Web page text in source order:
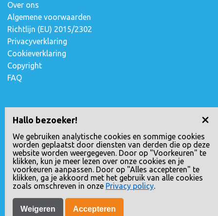
Hallo bezoeker!
We gebruiken analytische cookies en sommige cookies
worden geplaatst door diensten van derden die op deze
website worden weergegeven. Door op "Voorkeuren" te
klikken, kun je meer lezen over onze cookies en je
voorkeuren aanpassen. Door op "Alles accepteren" te
klikken, ga je akkoord met het gebruik van alle cookies
zoals omschreven in onze Privacy policy.
Weigeren Accepteren
Over ons
Algemene voorwaarden
Richtlijn (EU) 2015/2302
Privacyverklaring
Cookieverklaring
Copyright
FAQ
Contact opnemen
Escudostraat 2
2991 XV Barendrecht, Nederland
010-4971180
info@loopreizen.nl
KVK nr.: 24258592